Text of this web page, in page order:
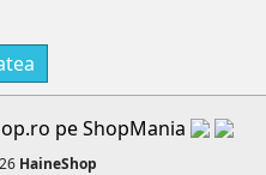
HaineShop